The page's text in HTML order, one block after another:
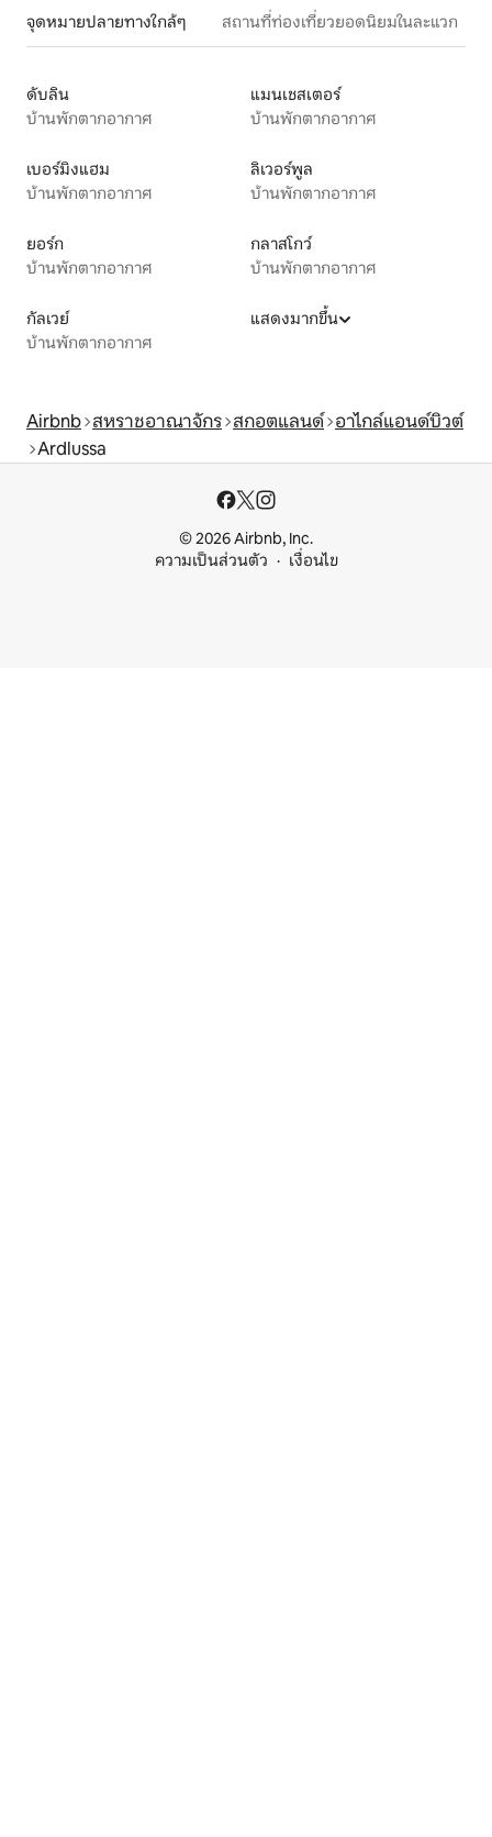
จุดหมายปลายทางใกล้ๆ สถานที่ท่องเที่ยวยอดนิยมในละแวก
ดับลิน
บ้านพักตากอากาศ
แมนเชสเตอร์
บ้านพักตากอากาศ
เบอร์มิงแฮม
บ้านพักตากอากาศ
ลิเวอร์พูล
บ้านพักตากอากาศ
ยอร์ก
บ้านพักตากอากาศ
กลาสโกว์
บ้านพักตากอากาศ
กัลเวย์
บ้านพักตากอากาศ
แสดงมากขึ้น
Airbnb สหราชอาณาจักร สกอตแลนด์ อาไกล์แอนด์บิวต์
Ardlussa
© 2026 Airbnb, Inc.
ความเป็นส่วนตัว
เงื่อนไข